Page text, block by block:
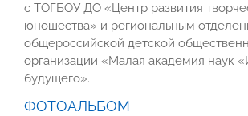
с ТОГБОУ ДО «Центр развития
юношества» и региональным
общероссийской детской
организации «Малая академия наук
будущего».
ФОТОАЛЬБОМ